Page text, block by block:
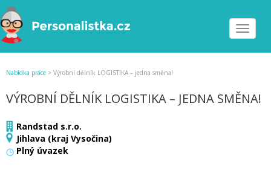
Toggle
Nabídka práce > Výrobní dělník LOGISTIKA – jedna směna!
VÝROBNÍ DĚLNÍK LOGISTIKA – JEDNA SMĚNA!
Randstad s.r.o.
Jihlava (kraj Vysočina)
Plný úvazek